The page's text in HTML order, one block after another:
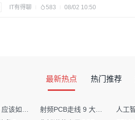
IT有得聊 583 08/02 10:50
最新热点 热门推荐